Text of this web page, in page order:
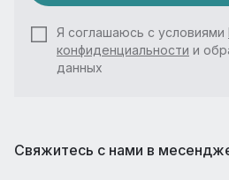
Я соглашаюсь с условиями
конфиденциальности и
данных
Свяжитесь с нами в